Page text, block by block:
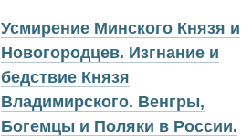
Усмирение Минского Князя и
Новогородцев. Изгнание и
бедствие Князя
Владимирского. Венгры,
Богемцы и Поляки в России.